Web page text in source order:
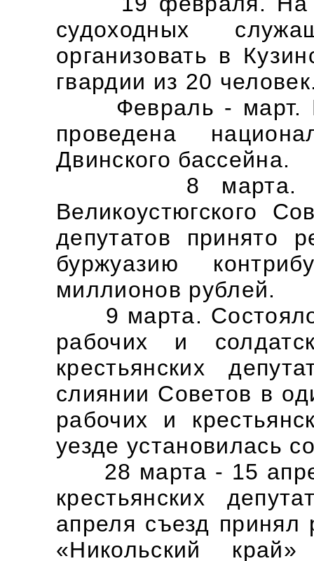
судоходных
организовать в
гвардии из 20
Февраль - март.
проведена
Двинского бассейна.
8 марта. На
Великоустюгского
депутатов принято
буржуазию
миллионов рублей.
9 марта.
рабочих и
крестьянских
слиянии Советов в
рабочих и
уезде установилась
28 марта - 15
крестьянских
апреля съезд принял
«Никольский